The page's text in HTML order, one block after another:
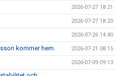
2026-07-27 18:21
2026-07-27 18:20
2026-07-26 14:40
kommer hem. 2026-07-21 08:15
2026-07-09 09:13